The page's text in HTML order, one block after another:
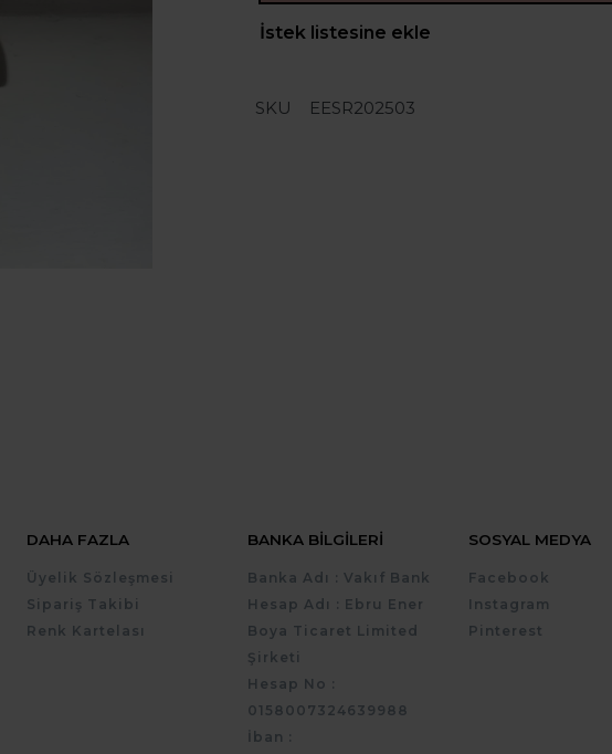
İstek listesine ekle
SKU EESR202503
DAHA FAZLA
Üyelik Sözleşmesi
Sipariş Takibi
Renk Kartelası
BANKA BILGILERI
Banka Adı : Vakıf Bank
Hesap Adı : Ebru Ener
Boya Ticaret Limited
Şirketi
Hesap No :
0158007324639988
İban :
SOSYAL MEDYA
Facebook
Instagram
Pinterest